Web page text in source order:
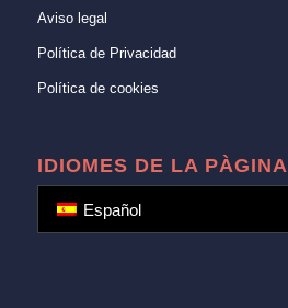
Aviso legal
Política de Privacidad
Política de cookies
IDIOMES DE LA PÀGINA
Español